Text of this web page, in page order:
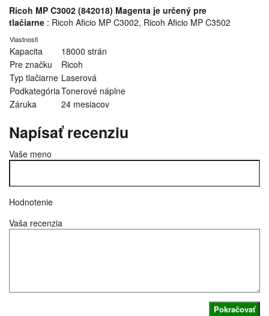
Ricoh MP C3002 (842018) Magenta je určený pre
tlačiarne : Ricoh Aficio MP C3002, Ricoh Aficio MP C3502
Vlastnosti
Kapacita
18000 strán
Pre značku
Ricoh
Typ tlačiarne Laserová
PodkategóriaTonerové náplne
Záruka
24 mesiacov
Napísať recenziu
Vaše meno
Hodnotenie
Vaša recenzia
Pokračovať